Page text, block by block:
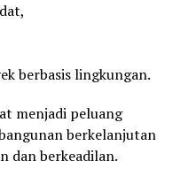
berbasis lingkungan.
menjadi peluang
berkelanjutan
dan berkeadilan.